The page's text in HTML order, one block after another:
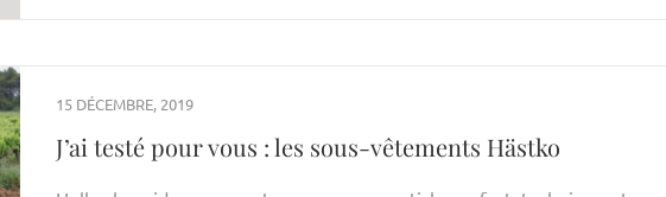
15 DÉCEMBRE, 2019
J’ai testé pour vous : les sous-vêtements Hästko